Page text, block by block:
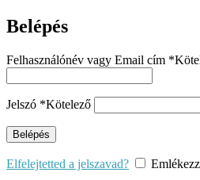
Belépés
Felhasználónév vagy Email cím *
Jelszó *Kötelező
Belépés
Elfelejtetted a jelszavad?